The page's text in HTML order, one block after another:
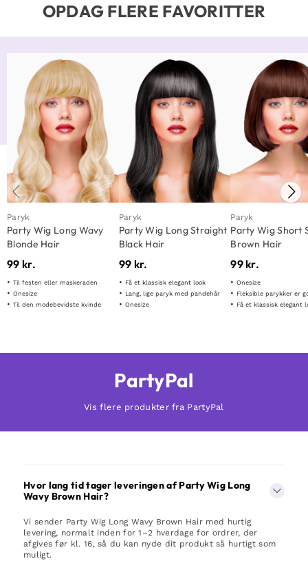
OPDAG FLERE FAVORITTER
Paryk
Party Wig Long Wavy
Blonde Hair
99 kr.
Til festen eller maskeraden
Onesize
Til den modebevidste kvinde
Paryk
Party Wig Long Straight
Black Hair
99 kr.
Få et klassisk elegant look
Lang, lige paryk med pandehår
Onesize
Paryk
Party Wig Short
Brown Hair
99 kr.
Onesize
Fleksible parykker er gode til
Få et klassisk elegant
PartyPal
Vis flere produkter fra PartyPal
Hvor lang tid tager leveringen af Party Wig Long
Wavy Brown Hair?
Vi sender Party Wig Long Wavy Brown Hair med hurtig
levering, normalt inden for 1–2 hverdage for ordrer, der
afgives før kl. 16, så du kan nyde dit produkt så hurtigt som
muligt.